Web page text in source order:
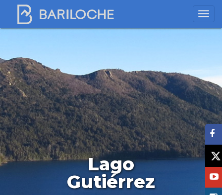
Lago
Gutiérrez